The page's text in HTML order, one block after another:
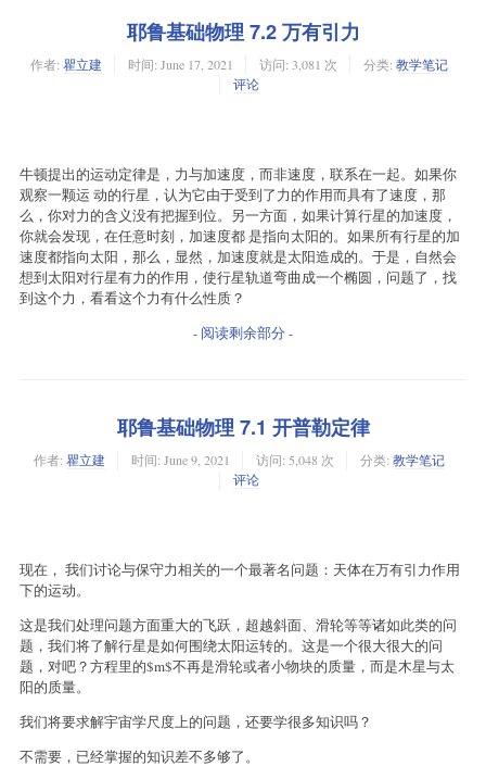
耶鲁基础物理 7.2 万有引力
作者: 瞿立建 时间: June 17, 2021 访问: 3,081 次 分类: 教学笔记
评论
牛顿提出的运动定律是，力与加速度，而非速度，联系在一起。如果你
观察一颗运 动的行星，认为它由于受到了力的作用而具有了速度，那
么，你对力的含义没有把握到位。另一方面，如果计算行星的加速度，
你就会发现，在任意时刻，加速度都 是指向太阳的。如果所有行星的加
速度都指向太阳，那么，显然，加速度就是太阳造成的。于是，自然会
想到太阳对行星有力的作用，使行星轨道弯曲成一个椭圆，问题了，找
到这个力，看看这个力有什么性质？
- 阅读剩余部分 -
耶鲁基础物理 7.1 开普勒定律
作者: 瞿立建 时间: June 9, 2021 访问: 5,048 次 分类: 教学笔记
评论
现在， 我们讨论与保守力相关的一个最著名问题：天体在万有引力作用
下的运动。
这是我们处理问题方面重大的飞跃，超越斜面、滑轮等等诸如此类的问
题，我们将了解行星是如何围绕太阳运转的。这是一个很大很大的问
题，对吧？方程里的$m$不再是滑轮或者小物块的质量，而是木星与太
阳的质量。
我们将要求解宇宙学尺度上的问题，还要学很多知识吗？
不需要，已经掌握的知识差不多够了。